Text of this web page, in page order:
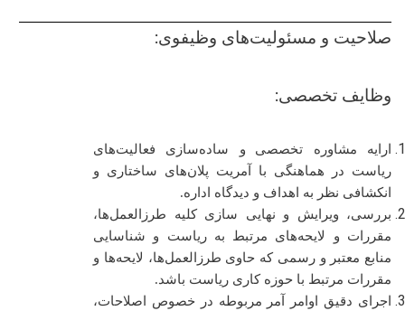
صلاحیت و مسئولیت‌های وظیفوی:
وظایف تخصصی:
ارایه مشاوره تخصصی
و ساده‌سازی فعالیت‌های
ریاست در هماهنگی با آمریت پلان‌های ساختاری و
انکشافی نظر به اهداف و دیدگاه اداره.
بررسی، ویرایش و نهایی سازی کلیه طرزالعمل‌ها،
مقررات و لایحه‌های مرتبط به ریاست و شناسایی
منابع معتبر و رسمی که حاوی طرزالعمل‌ها، لایحه‌ها و
مقررات مرتبط با حوزه کاری ریاست باشد.
اجرای دقیق اوامر آمر مربوطه در خصوص اصلاحات،